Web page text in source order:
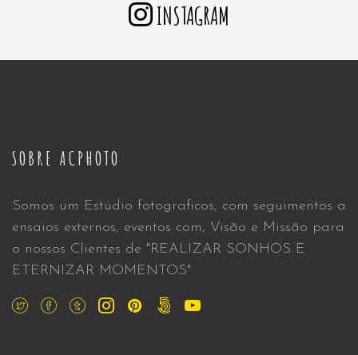
INSTAGRAM
SOBRE ACPHOTO
Somos um Estúdio fotograficos, com seguimentos a
ensaios externos, eventos com, Visão e Missão para
o nossos Clientes de "REALIZAR SONHOS E
ETERNIZAR MOMENTOS"